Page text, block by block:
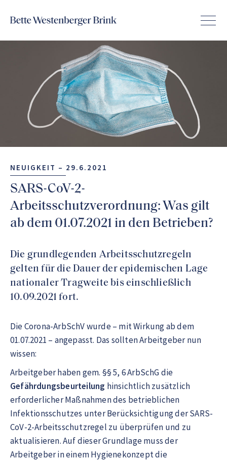
NEUIGKEIT – 29.6.2021
SARS-CoV-2-
Arbeitsschutzverordnung: Was gilt
ab dem 01.07.2021 in den Betrieben?
Die grundlegenden Arbeitsschutzregeln
gelten für die Dauer der epidemischen Lage
nationaler Tragweite bis einschließlich
10.09.2021 fort.
Die Corona-ArbSchV wurde – mit Wirkung ab dem
01.07.2021 – angepasst. Das sollten Arbeitgeber nun
wissen:
Arbeitgeber haben gem. §§ 5, 6 ArbSchG die
Gefährdungsbeurteilung hinsichtlich zusätzlich
erforderlicher Maßnahmen des betrieblichen
Infektionsschutzes unter Berücksichtigung der SARS-
CoV-2-Arbeitsschutzregel zu überprüfen und zu
aktualisieren. Auf dieser Grundlage muss der
Arbeitgeber in einem Hygienekonzept die